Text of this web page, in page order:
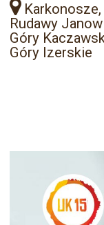
Karkonosze,
Rudawy
Góry
Góry Izerskie